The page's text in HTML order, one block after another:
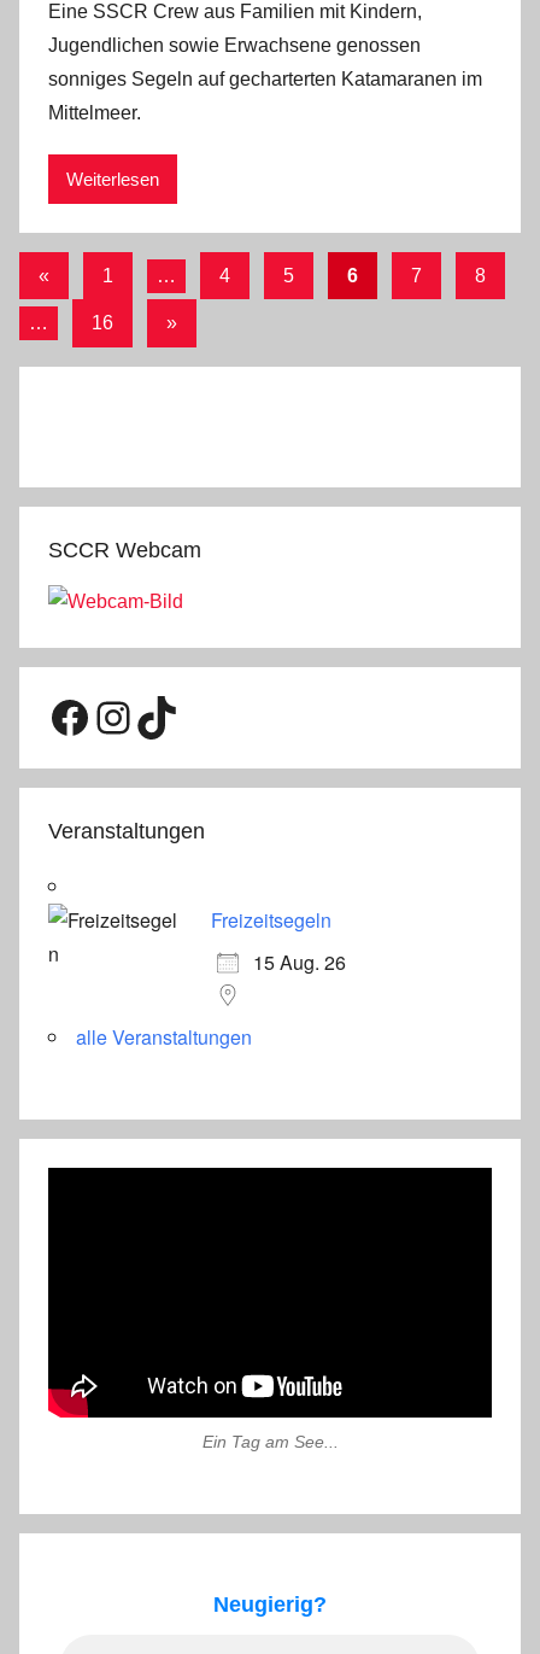
n
a
d
Eine SSCR Crew aus Familien mit Kindern,
Jugendlichen sowie Erwachsene genossen
sonniges Segeln auf gecharterten Katamaranen im
Mittelmeer.
Weiterlesen
Seitennummerierung
der
Beiträge
« Vorherige
Beiträge
1 … 4 5 6 7 8
… 16
Nächste
»
SCCR Webcam
Facebook
Instagram
TikTok
Veranstaltungen
Freizeitsegeln
15 Aug. 26
alle Veranstaltungen
Ein Tag am See...
Neugierig?